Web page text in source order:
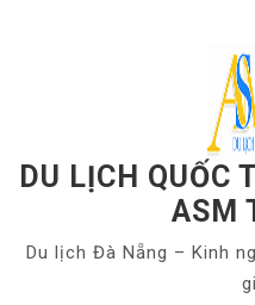
DU LỊCH QUỐC
ASM
Du lịch Đà Nẵng – Kinh